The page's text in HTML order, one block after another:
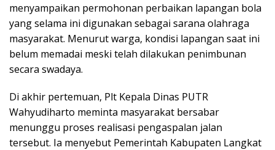
menyampaikan permohonan perbaikan lapangan bola
yang selama ini digunakan sebagai sarana olahraga
masyarakat. Menurut warga, kondisi lapangan saat ini
belum memadai meski telah dilakukan penimbunan
secara swadaya.
Di akhir pertemuan, Plt Kepala Dinas PUTR
Wahyudiharto meminta masyarakat bersabar
menunggu proses realisasi pengaspalan jalan
tersebut. Ia menyebut Pemerintah Kabupaten Langkat